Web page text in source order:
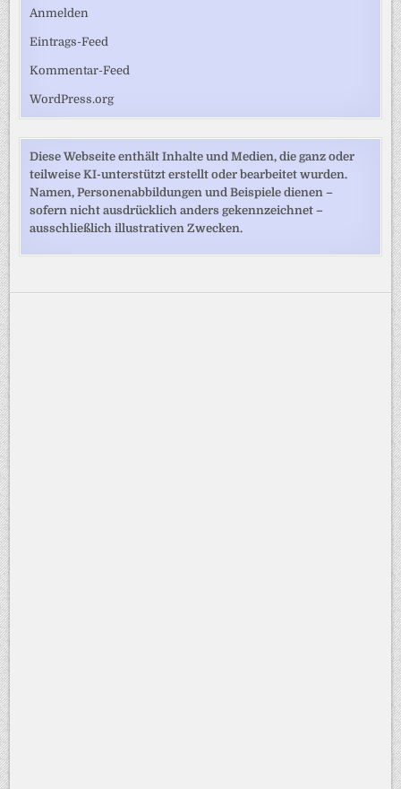
Anmelden
Eintrags-Feed
Kommentar-Feed
WordPress.org
Diese Webseite enthält Inhalte und Medien, die ganz oder
teilweise KI-unterstützt erstellt oder bearbeitet wurden.
Namen, Personenabbildungen und Beispiele dienen –
sofern nicht ausdrücklich anders gekennzeichnet –
ausschließlich illustrativen Zwecken.